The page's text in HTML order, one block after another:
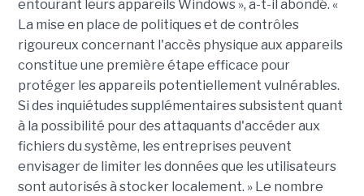
entourant leurs appareils Windows », a-t-il abondé. «
La mise en place de politiques et de contrôles
rigoureux concernant l'accès physique aux appareils
constitue une première étape efficace pour
protéger les appareils potentiellement vulnérables.
Si des inquiétudes supplémentaires subsistent quant
à la possibilité pour des attaquants d'accéder aux
fichiers du système, les entreprises peuvent
envisager de limiter les données que les utilisateurs
sont autorisés à stocker localement. » Le nombre